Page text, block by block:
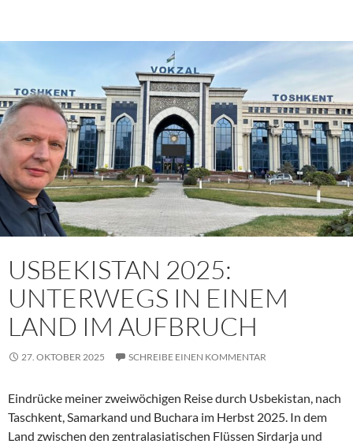
USBEKISTAN 2025:
UNTERWEGS IN EINEM
LAND IM AUFBRUCH
27. OKTOBER 2025 SCHREIBE EINEN KOMMENTAR
Eindrücke meiner zweiwöchigen Reise durch Usbekistan, nach
Taschkent, Samarkand und Buchara im Herbst 2025. In dem
Land zwischen den zentralasiatischen Flüssen Sirdarja und